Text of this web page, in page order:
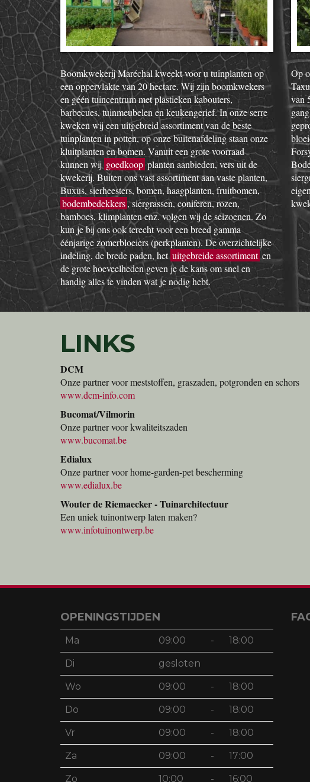
Boomkwekerij Maréchal kweekt voor u tuinplanten op
een oppervlakte van 20 hectare. Wij zijn boomkwekers
en géén tuincentrum met plastieken kabouters,
barbecues, tuinmeubelen en keukengerief. In onze serre
kweken wij een uitgebreid assortiment van de beste
tuinplanten in potten, op onze buitenafdeling staan onze
kluitplanten en bomen. Vanuit een grote voorraad
kunnen wij goedkoop planten aanbieden, vers uit de
kwekerij. Buiten ons vast assortiment aan vaste planten,
Buxus, sierheesters, bomen, haagplanten, fruitbomen,
bodembedekkers, siergrassen, coniferen, rozen,
bamboes, klimplanten enz. volgen wij de seizoenen. Zo
kun je bij ons ook terecht voor een breed gamma
éénjarige zomerbloeiers (perkplanten). De overzichtelijke
indeling, de brede paden, hetuitgebreide assortimenten
de grote hoeveelheden geven je de kans om snel en
handig alles te vinden wat je nodig hebt.
Op
van
LINKS
DCM
Onze partner voor meststoffen, graszaden, potgronden en schors
www.dcm-info.com
Bucomat/Vilmorin
Onze partner voor kwaliteitszaden
www.bucomat.be
Edialux
Onze partner voor home-garden-pet bescherming
www.edialux.be
Wouter de Riemaecker - Tuinarchitectuur
Een uniek tuinontwerp laten maken?
www.infotuinontwerp.be
OPENINGSTIJDEN
Ma 09:00 - 18:00
Di gesloten
Wo 09:00 - 18:00
Do 09:00 - 18:00
Vr 09:00 - 18:00
Za 09:00 - 17:00
Zo 10:00 - 16:00